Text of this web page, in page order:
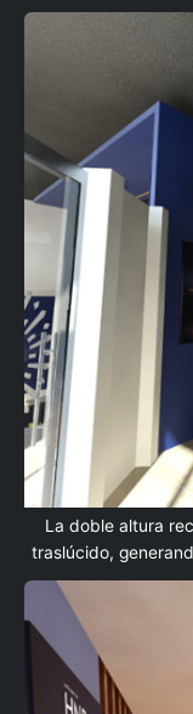
La doble altura
traslúcido,